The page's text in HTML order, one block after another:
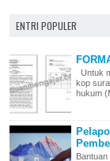
ENTRI POPULER
Untuk
kop
hukum